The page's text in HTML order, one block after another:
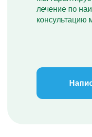
лечение по
консультацию